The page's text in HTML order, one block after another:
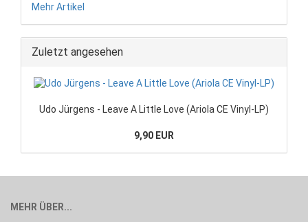
Mehr Artikel
Zuletzt angesehen
Udo Jürgens - Leave A Little Love (Ariola CE Vinyl-LP)
9,90 EUR
MEHR ÜBER...